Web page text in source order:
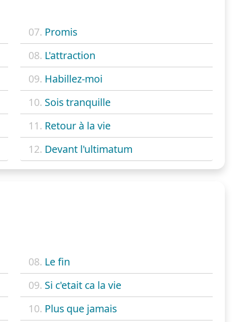
07. Promis
08. L'attraction
09. Habillez-moi
10. Sois tranquille
11. Retour à la vie
12. Devant l'ultimatum
08. Le fin
09. Si c'etait ca la vie
10. Plus que jamais